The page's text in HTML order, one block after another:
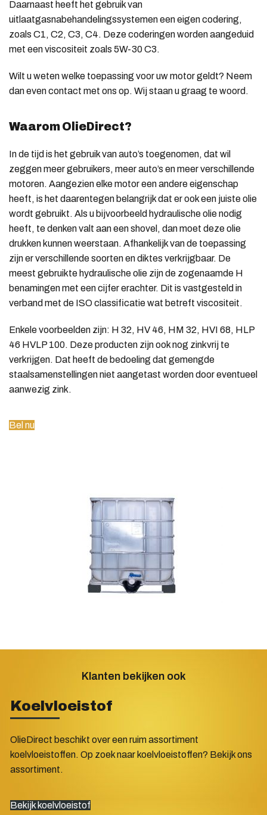
Daarnaast heeft het gebruik van
uitlaatgasnabehandelingssystemen een eigen codering,
zoals C1, C2, C3, C4. Deze coderingen worden aangeduid
met een viscositeit zoals 5W-30 C3.
Wilt u weten welke toepassing voor uw motor geldt? Neem
dan even contact met ons op. Wij staan u graag te woord.
Waarom OlieDirect?
In de tijd is het gebruik van auto’s toegenomen, dat wil
zeggen meer gebruikers, meer auto’s en meer verschillende
motoren. Aangezien elke motor een andere eigenschap
heeft, is het daarentegen belangrijk dat er ook een juiste olie
wordt gebruikt. Als u bijvoorbeeld hydraulische olie nodig
heeft, te denken valt aan een shovel, danmoet deze olie
drukken kunnen weerstaan. Afhankelijk van de toepassing
zijn er verschillende soorten en diktes verkrijgbaar. De
meest gebruikte hydraulische olie zijn de zogenaamde H
benamingen met een cijfer erachter. Dit is vastgesteld in
verband met de ISO classificatie wat betreft viscositeit.
Enkele voorbeelden zijn: H 32, HV 46, HM 32, HVI 68, HLP
46 HVLP 100. Deze producten zijn ook nog zinkvrij te
verkrijgen. Dat heeft de bedoeling dat gemengde
staalsamenstellingen niet aangetast worden door eventueel
aanwezig zink.
Bel nu
Klanten bekijken ook
Koelvloeistof
OlieDirect beschikt over een ruim assortiment
koelvloeistoffen. Op zoek naar koelvloeistoffen? Bekijk ons
assortiment.
Bekijk koelvloeistof